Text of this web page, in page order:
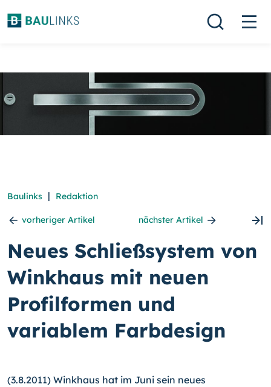
Baulinks | Redaktion
vorheriger Artikel nächster Artikel
Neues Schließsystem von
Winkhaus mit neuen
Profilformen und
variablem Farbdesign
(3.8.2011) Winkhaus hat im Juni sein neues